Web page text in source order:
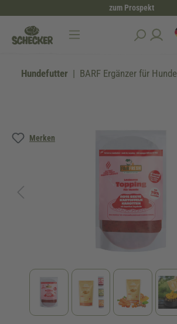
zum Prospekt
Hundefutter BARF Ergänzer für Hunde
Merken
Bildergalerie überspringen